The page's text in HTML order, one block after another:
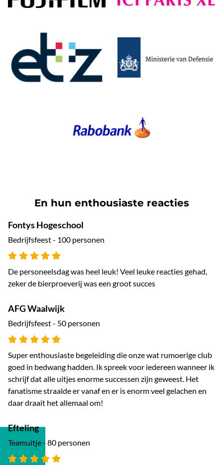
En hun enthousiaste reacties
Fontys Hogeschool
Bedrijfsfeest - 100 personen
De personeelsdag was heel leuk! Veel leuke reacties gehad,
zeker de bierproeverij was een groot succes
AFG Waalwijk
Bedrijfsfeest - 50 personen
Super enthousiaste begeleiding die onze wat rumoerige club
goed in bedwang hadden. Ik spreek voor iedereen wanneer ik
schrijf dat alle uitjes enorme successen zijn geweest. Het
fanatisme straalde er vanaf en er is enorm veel gelachen en
daar draait het allemaal om!
Efteling
Teamuitje - 80 personen